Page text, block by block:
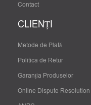
Contact
CLIENȚI
Metode de Plată
Politica de Retur
Garanția Produselor
Online Dispute Resolution